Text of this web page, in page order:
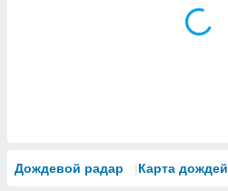
Дождевой радар Карта дождей